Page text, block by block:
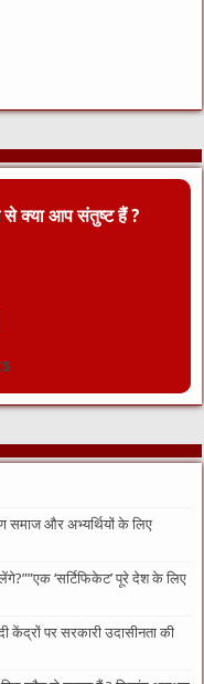
क्या आप संतुष्ट हैं ?
समाज और अभ्यर्थियों के लिए
‘सर्टिफिकेट’ पूरे देश के लिए
केंद्रों पर सरकारी उदासीनता की